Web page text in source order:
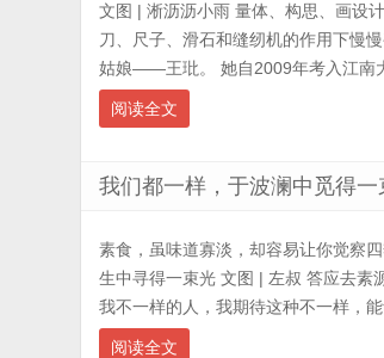
文图 | 淅沥沥小雨 量体、构思、画
刀、尺子、滑石和缝纫机的作用下慢
姑娘——王玭。 她自2009年考入江南
阅读全文
我们都一样，于波澜中觅得一
素食，虽味道寡淡，却容易让你觉察
生中寻得一束光 文图 | 左叔 答应去素
我不一样的人，我期待这种不一样，
阅读全文